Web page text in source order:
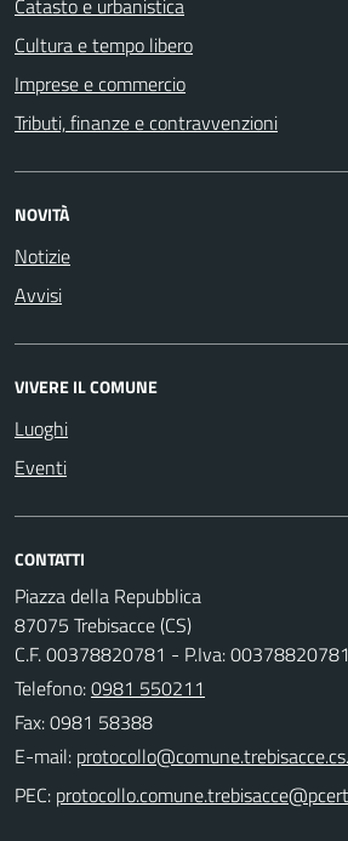
Cultura e tempo libero
Imprese e commercio
Tributi, finanze e contravvenzioni
NOVITÀ
Notizie
Avvisi
VIVERE IL COMUNE
Luoghi
Eventi
CONTATTI
Piazza della Repubblica
87075 Trebisacce (CS)
C.F. 00378820781 - P.Iva: 00378820781
Telefono:0981 550211
Fax: 0981 58388
E-mail:
PEC: